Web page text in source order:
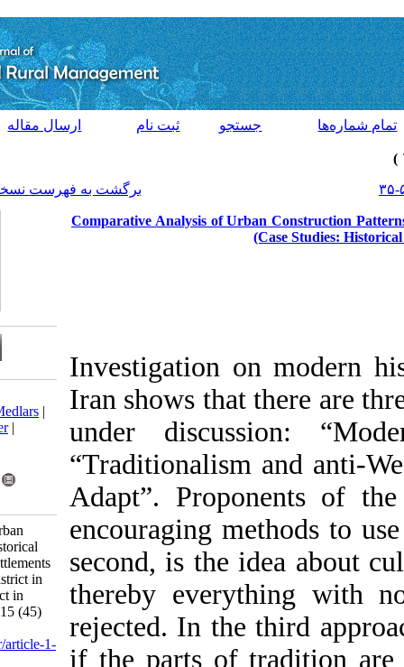
ثبت نام ارسال مقاله تماس با ما
برگشت به فهرست نسخه ها
Comparative Analysis of
Investigation
Iran shows
under
“
Adapt”.
encouraging
second, is
thereby
rejected. In
if the parts
Download citation:
BibTeX
RIS|EndNote|Medlars
|
ProCite
Reference Manager|
Send citation to:
Zotero
Comparative Analysis of Urban
Construction Patterns in Historical
district and Spontaneous Settlements
(Case Studies: Historical District in
Yazd and Baghshater District in
Tehran). Journal title 2017; 15 (45)
URL:http://ijurm.imo.org.ir/article-1-
1447-fa.html